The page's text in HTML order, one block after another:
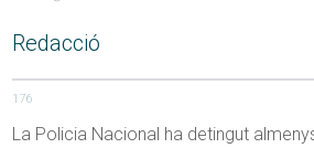
Redacció
176
La Policia Nacional ha detingut